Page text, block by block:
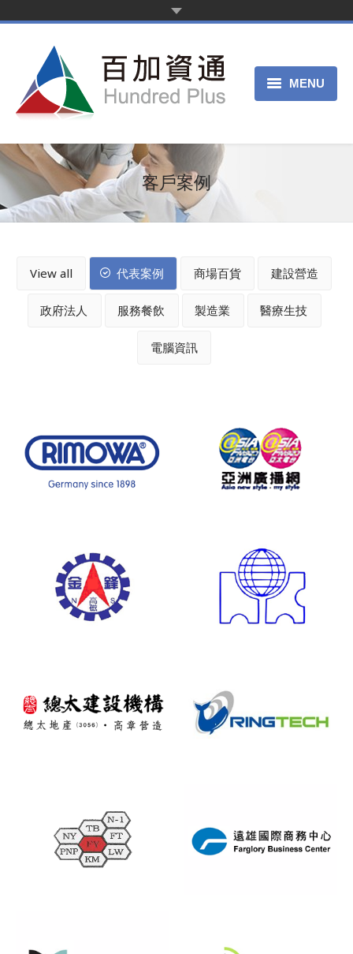
MENU
新聞中心
產品服務
關於我們
申請試用
客服中心
客戶案例
View all 代表案例 商場百貨 建設營造
政府法人 服務餐飲 製造業 醫療生技
電腦資訊
慶真國際有限公司
亞洲廣播股份有限公
司
金鋒高磁股份有限公
司
弘堃工程股份有限公
司
總太建設機構 環璟科技有限公司
峰溢國際股份有限公
司
遠雄國際商務中心